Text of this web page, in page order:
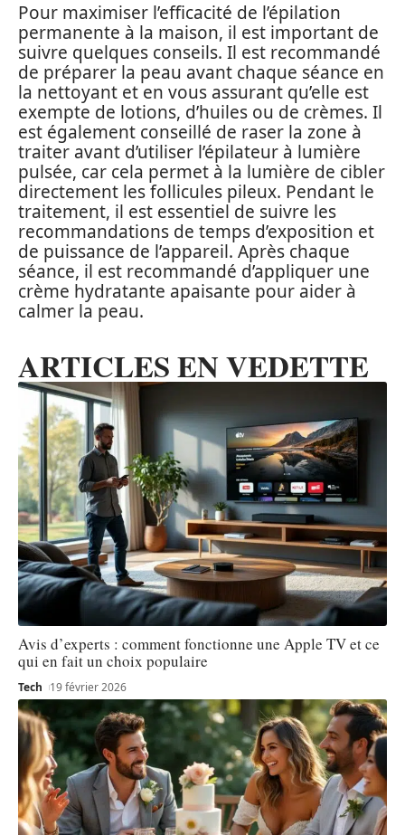
Pour maximiser l’efficacité de l’épilation
permanente à la maison, il est important de
suivre quelques conseils. Il est recommandé
de préparer la peau avant chaque séance en
la nettoyant et en vous assurant qu’elle est
exempte de lotions, d’huiles ou de crèmes. Il
est également conseillé de raser la zone à
traiter avant d’utiliser l’épilateur à lumière
pulsée, car cela permet à la lumière de cibler
directement les follicules pileux. Pendant le
traitement, il est essentiel de suivre les
recommandations de temps d’exposition et
de puissance de l’appareil. Après chaque
séance, il est recommandé d’appliquer une
crème hydratante apaisante pour aider à
calmer la peau.
ARTICLES EN VEDETTE
Avis d’experts : comment fonctionne une Apple TV et ce
qui en fait un choix populaire
Tech 19 février 2026